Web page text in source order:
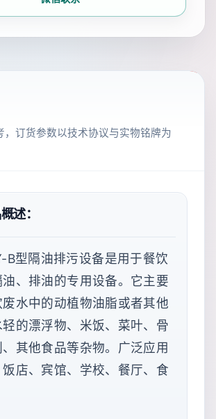
，订货参数以技术协议与实物铭牌为
述：
B型隔油排污设备是用于餐饮
、排油的专用设备。它主要
水中的动植物油脂或者其他
轻的漂浮物、米饭、菜叶、骨
其他食品等杂物。广泛应用
店、宾馆、学校、餐厅、食